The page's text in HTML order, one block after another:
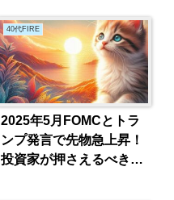
40代FIRE
2025年5月FOMCとトラ
ンプ発言で先物急上昇！
投資家が押さえるべきポ